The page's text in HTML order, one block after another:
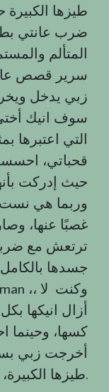
طيزها
ضرب عانتي
المتألم
سرير قصص
زبي يدخل
سوف انيك
التي اعتبرها
قحباتي،
حيث إدركت
وربما هي نست
غصبًا عنها،
ترتعش مع
جسدها
أزال انيكها
كسها،
أخرجت زبي
طيزها الكبيرة، حيث مسحت زبي على طيزها.